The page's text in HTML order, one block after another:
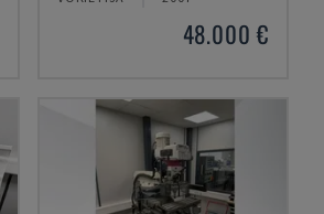
48.000 €